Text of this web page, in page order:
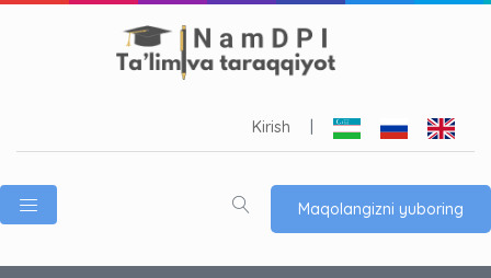
Kirish
Maqolangizni yuboring